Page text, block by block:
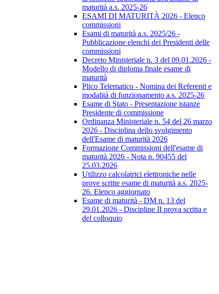
maturità a.s. 2025-26
ESAMI DI MATURITÀ 2026 - Elenco
commissioni
Esami di maturità a.s. 2025/26 -
Pubblicazione elenchi dei Presidenti delle
commissioni
Decreto Ministeriale n. 3 del 09.01.2026 -
Modello di diploma finale esame di
maturità
Plico Telematico - Nomina dei Referenti e
modalità di funzionamento a.s. 2025-26
Esame di Stato - Presentazione istanze
Presidente di commissione
Ordinanza Ministeriale n. 54 del 26 marzo
2026 - Disciplina dello svolgimento
dell'Esame di maturità 2026
Formazione Commissioni dell'esame di
maturità 2026 - Nota n. 90455 del
25.03.2026
Utilizzo calcolatrici elettroniche nelle
prove scritte esame di maturità a.s. 2025-
26. Elenco aggiornato
Esame di maturità - DM n. 13 del
29.01.2026 - Discipline II prova scritta e
del colloquio